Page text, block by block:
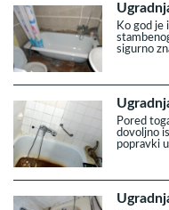
Ko god je
sigurno
Pored
dovoljno
popravki